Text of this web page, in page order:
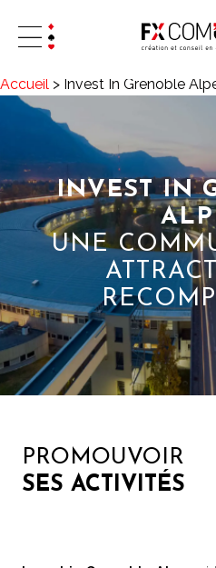
Accueil > Invest In Grenoble
INVEST IN
UNE
PROMOUVOIR
SES ACTIVITÉS